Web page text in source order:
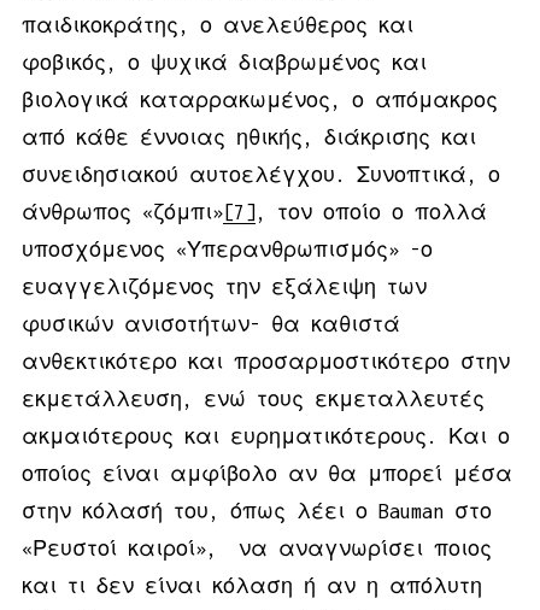
παιδικοκράτης, ο ανελεύθερος και
φοβικός, ο ψυχικά διαβρωμένος και
βιολογικά καταρρακωμένος, ο απόμακρος
από κάθε έννοιας ηθικής, διάκρισης και
συνειδησιακού αυτοελέγχου. Συνοπτικά, ο
άνθρωπος «ζόμπι» [7] , τον οποίο ο πολλά
υποσχόμενος «Υπερανθρωπισμός» -ο
ευαγγελιζόμενος την εξάλειψη των
φυσικών ανισοτήτων- θα καθιστά
ανθεκτικότερο και προσαρμοστικότερο στην
εκμετάλλευση, ενώ τους εκμεταλλευτές
ακμαιότερους και ευρηματικότερους. Και ο
οποίος είναι αμφίβολο αν θα μπορεί μέσα
στην κόλασή του, όπως λέει ο Bauman στο
«Ρευστοί καιροί», να αναγνωρίσει ποιος
και τι δεν είναι κόλαση ή αν η απόλυτη